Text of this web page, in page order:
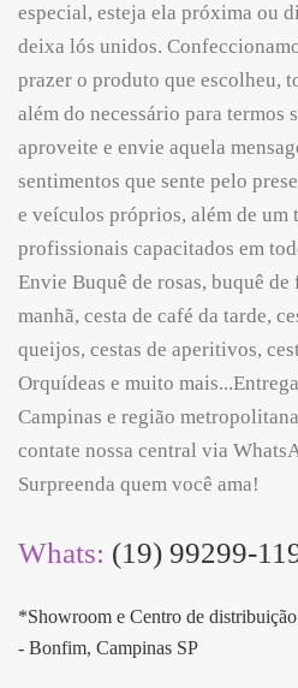
especial, esteja ela próxima ou
deixa lós unidos.
prazer o produto que escolheu,
além do necessário para termos
aproveite e envie aquela
sentimentos que sente pelo
e veículos próprios, além de um
profissionais capacitados em
Envie Buquê de rosas, buquê de
manhã, cesta de café da tarde,
queijos, cestas de aperitivos,
Orquídeas e muito
Campinas e região
contate nossa central via
Surpreenda quem você ama!
Whats: (19) 99299-
*Showroom e Centro de
- Bonfim, Campinas SP